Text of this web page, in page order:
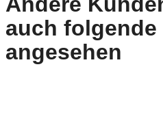
auch folgende
angesehen